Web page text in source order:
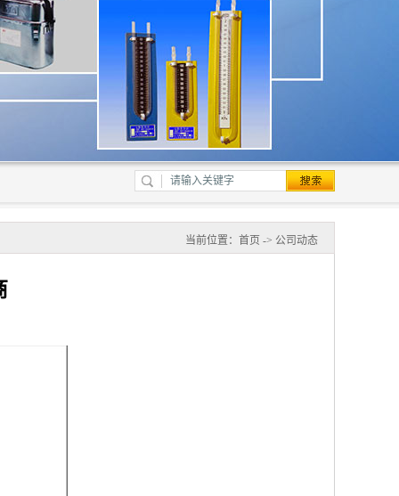
当前位置： 首页 -> 公司动态